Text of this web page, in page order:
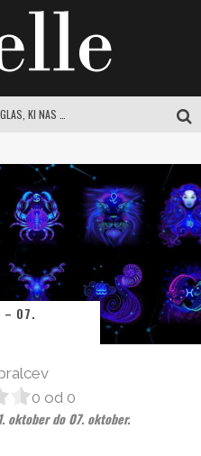
SAMSUNG URADNO PREDSTAVLJA GALAXY Z FOLD8 ULTRA, FOLD8, FLIP8, WATCH ULTRA2 IN WATCH9
– 07.
0 od 0
oktober do 07. oktober.